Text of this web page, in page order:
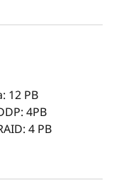
a las
y fácil uso
con sus
Su gran
del
total de la
a los
y la
12 PB
4PB
4 PB